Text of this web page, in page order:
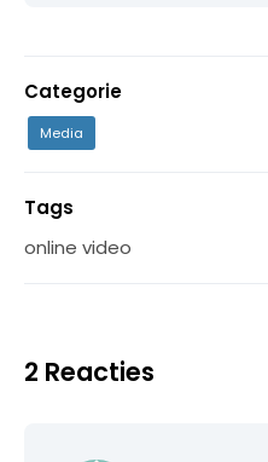
Categorie
Media
Tags
online video
2 Reacties